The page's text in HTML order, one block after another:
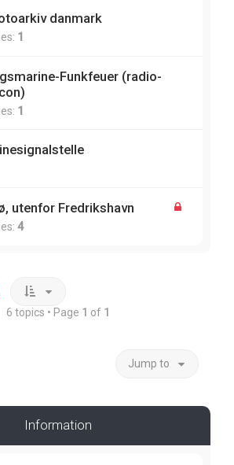
danmark
1
Funkfeuer (radio-
1
utenfor Fredrikshavn
4
6 topics • Page 1 of 1
Jump to
Information